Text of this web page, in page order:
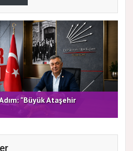
"Büyük Ataşehir